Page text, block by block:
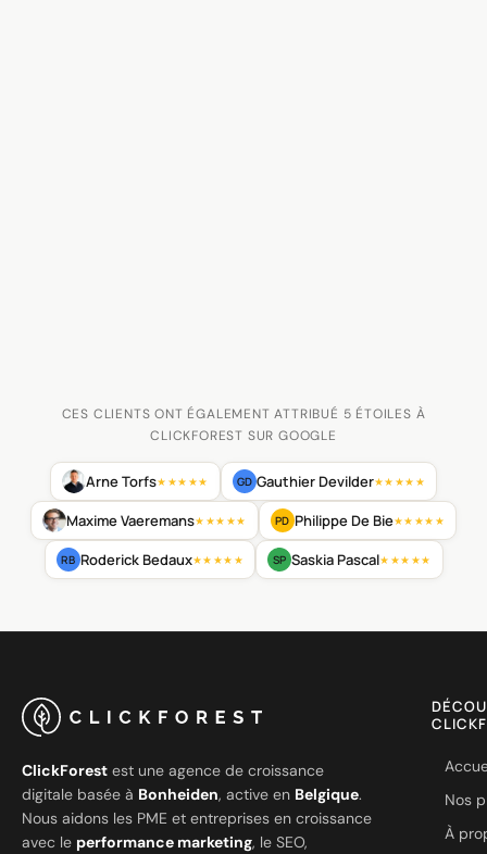
CES CLIENTS ONT ÉGALEMENT ATTRIBUÉ 5 ÉTOILES À
CLICKFOREST SUR GOOGLE
Arne Torfs★★★★★ GD Gauthier Devilder★★★★★
Maxime Vaeremans★★★★★ PD Philippe De Bie★★★★★
RB Roderick Bedaux★★★★★ SP Saskia Pascal★★★★★
ClickForest est une agence de croissance
digitale basée à Bonheiden, active en Belgique.
Nous aidons les PME et entreprises en croissance
avec le performance marketing, le SEO,
Nos
À